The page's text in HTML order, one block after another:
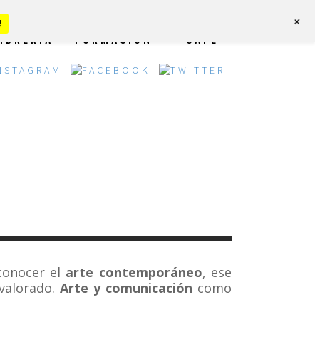
FORMACIÓN CAFÉ
el arte contemporáneo, ese
Arte y comunicación como
+